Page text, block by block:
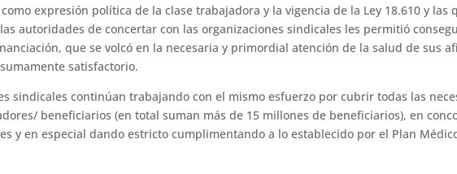
expresión política de la clase trabajadora y la vigencia de la Ley 18.610 y las
autori­dades de concertar con las organizaciones sindicales les permitió
que se volcó en la necesaria y primor­dial atención de la salud de sus
satisfactorio.
sindi­cales continúan trabajando con el mismo esfuerzo por cubrir todas las
beneficiarios (en total suman más de 15 millones de beneficiarios), en
y en es­pecial dando estricto cumplimentando a lo establecido por el Plan